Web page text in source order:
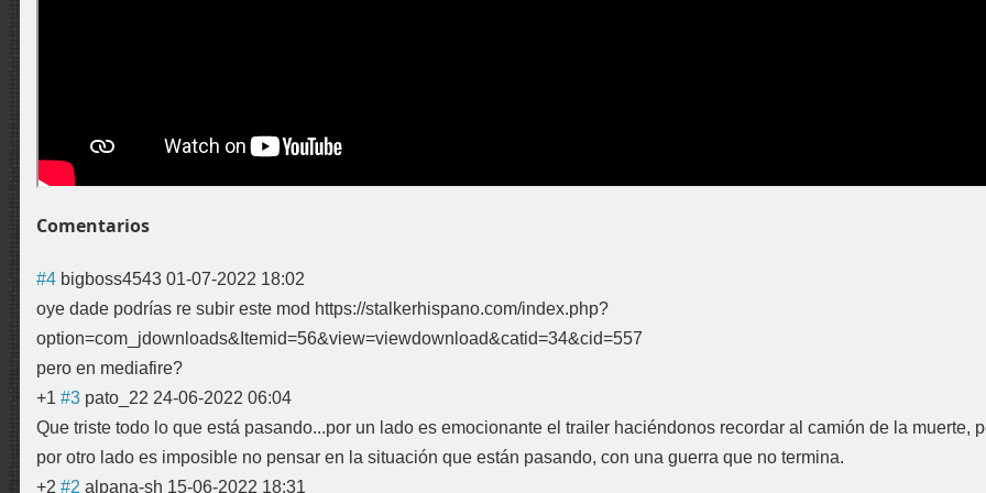
Comentarios
#4 bigboss4543 01-07-2022 18:02
oye dade podrías re subir este mod https://stalkerhispano.com/index.php?
option=com_jdownloads&Itemid=56&view=viewdownload&catid=34&cid=557
pero en mediafire?
+1 #3 pato_22 24-06-2022 06:04
Que triste todo lo que está pasando...por un lado es emocionante el trailer haciéndonos recordar al camión de la muerte,
por otro lado es imposible no pensar en la situación que están pasando, con una guerra que no termina.
+2 #2 alpana-sh 15-06-2022 18:31